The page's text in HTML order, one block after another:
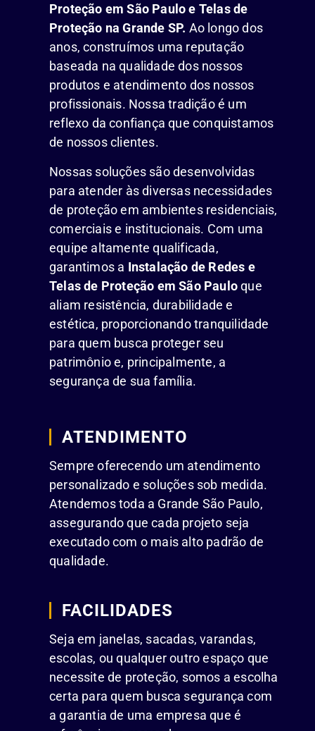
Proteção em São Paulo e Telas de
Proteção na Grande SP. Ao longo dos
anos, construímos uma reputação
baseada na qualidade dos nossos
produtos e atendimento dos nossos
profissionais. Nossa tradição é um
reflexo da confiança que conquistamos
de nossos clientes.
Nossas soluções são desenvolvidas
para atender às diversas necessidades
de proteção em ambientes residenciais,
comerciais e institucionais. Com uma
equipe altamente qualificada,
garantimos a Instalação de Redes e
Telas de Proteção em São Pauloque
aliam resistência, durabilidade e
estética, proporcionando tranquilidade
para quem busca proteger seu
patrimônio e, principalmente, a
segurança de sua família.
ATENDIMENTO
Sempre oferecendo um atendimento
personalizado e soluções sob medida.
Atendemos toda a Grande São Paulo,
assegurando que cada projeto seja
executado com o mais alto padrão de
qualidade.
FACILIDADES
Seja em janelas, sacadas, varandas,
escolas, ou qualquer outro espaço que
necessite de proteção, somos a escolha
certa para quem busca segurança com
a garantia de uma empresa que é